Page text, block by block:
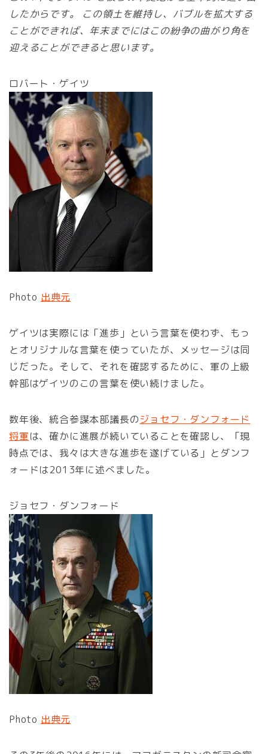
したからです。 この領土を維持し、バブルを拡大する
ことができれば、年末までにはこの紛争の曲がり角を
迎えることができると思います。
ロバート・ゲイツ
Photo 出典元
ゲイツは実際には「進歩」という言葉を使わず、もっ
とオリジナルな言葉を使っていたが、メッセージは同
じだった。そして、それを確認するために、軍の上級
幹部はゲイツのこの言葉を使い続けました。
数年後、統合参謀本部議長のジョセフ・ダンフォード
将軍は、確かに進展が続いていることを確認し、「現
時点では、我々は大きな進歩を遂げている」とダンフ
ォードは2013年に述べました。
ジョセフ・ダンフォード
Photo 出典元